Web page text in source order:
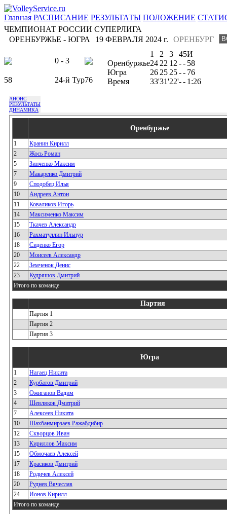
Главная РАСПИСАНИЕ РЕЗУЛЬТАТЫ ПОЛОЖЕНИЕ
ЧЕМПИОНАТ РОССИИ СУПЕРЛИГА
ОРЕНБУРЖЬЕ - ЮГРА
ОРЕНБУРГ
19 ФЕВРАЛЯ 2024 г.
0 - 3
58 24-й Тур76
1 2 3 45И
Оренбуржье24 22 12 -- 58
Югра
26 25 25-- 76
Время
33'31'22'-- 1:26
АНОНС
РЕЗУЛЬТАТЫ
ДИНАМИКА
Оренбуржье
1
Кранин Кирилл
2
Жось Роман
5
Зинченко Максим
7
Макаренко Дмитрий
9
Сподобец Илья
10
Андреев Антон
11
Коваликов Игорь
14
Максименко Максим
15
Ткачев Александр
16
Рахматуллин Ильнур
18
Сиденко Егор
20
Моисеев Александр
22
Земченок Денис
23
Кудряшов Дмитрий
Итого по команде
Партия
Партия 1
Партия 2
Партия 3
Югра
1
Нагаец Никита
2
Курбатов Дмитрий
3
Ожиганов Вадим
4
Шевляков Дмитрий
7
Алексеев Никита
10
Шахбанмирзаев Ражабдибир
12
Скворцов Иван
13
Кириллов Максим
15
Обмочаев Алексей
17
Красиков Дмитрий
18
Родичев Алексей
20
Руднев Вячеслав
24
Ионов Кирилл
Итого по команде